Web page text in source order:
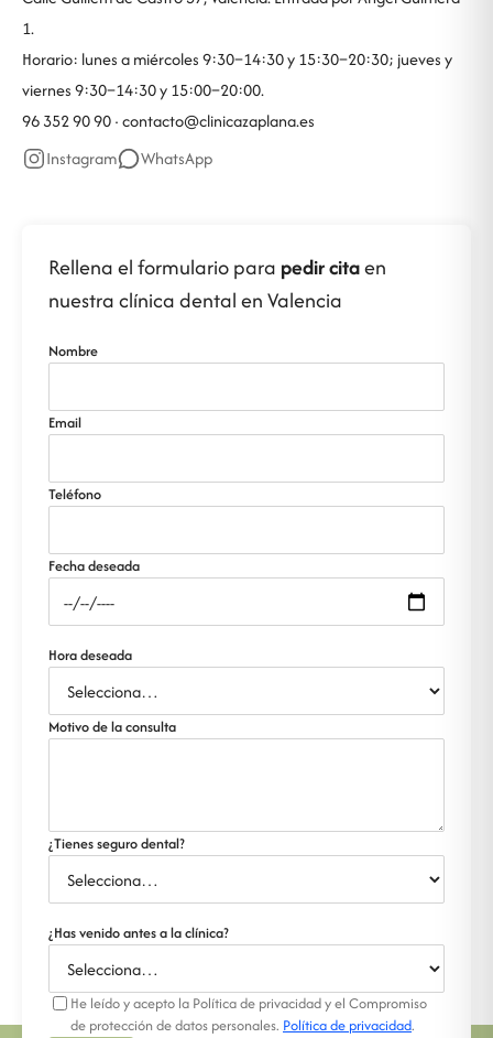
1.
Horario: lunes a miércoles 9:30–14:30 y 15:30–20:30; jueves y
viernes 9:30–14:30 y 15:00–20:00.
96 352 90 90 ·contacto@clinicazaplana.es
Instagram
WhatsApp
Rellena el formulario para pedir citaen
nuestra clínica dental en Valencia
Nombre
Email
Teléfono
Fecha deseada
Hora deseada
Motivo de la consulta
¿Tienes seguro dental?
¿Has venido antes a la clínica?
He leído y acepto la Política de privacidad y el Compromiso
de protección de datos personales. Política de privacidad.